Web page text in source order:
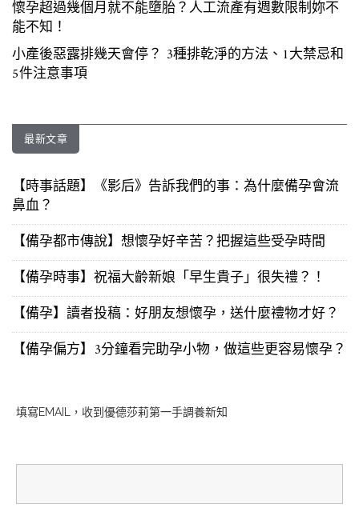
懷孕超過幾個月就不能墮胎？人工流產有週數限制妳不
能不知！
小產後惡露排幾天會停？ 3種排乾淨的方法、1大禁忌和
5件注意事項
最新文章
【時事話題】《影后》告訴我們的事：為什麼備孕會流
鼻血？
【備孕都市傳說】想懷孕好辛苦？把握這些受孕時間
【備孕時事】祝福大齡新娘「早生貴子」很失禮？！
【備孕】讀者投稿：好朋友想懷孕，送什麼禮物才好？
【備孕偏方】3分鐘看完助孕小物，做這些更容易懷孕？
填寫EMAIL，收到優德莎莉第一手調養新知